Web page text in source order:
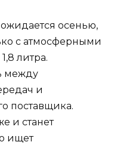
осенью,
с атмосферными
литра.
между
и
поставщика.
и станет
ищет